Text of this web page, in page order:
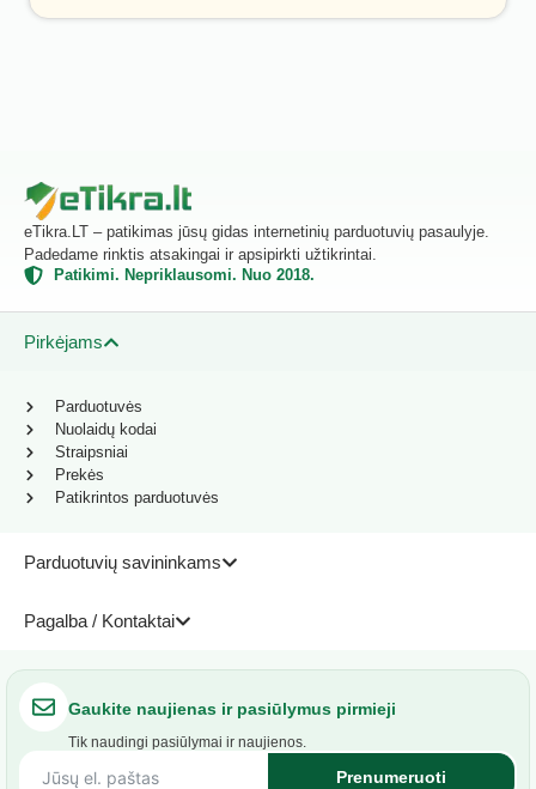
eTikra.LT – patikimas jūsų gidas internetinių parduotuvių pasaulyje.
Padedame rinktis atsakingai ir apsipirkti užtikrintai.
Patikimi. Nepriklausomi. Nuo 2018.
Pirkėjams
Parduotuvių savininkams
Pagalba / Kontaktai
Parduotuvės
Nuolaidų kodai
Straipsniai
Prekės
Patikrintos parduotuvės
Gaukite naujienas ir pasiūlymus pirmieji
Tik naudingi pasiūlymai ir naujienos.
Prenumeruoti